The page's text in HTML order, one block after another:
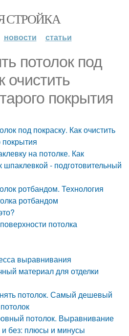
СТРОЙКА
новости статьи
потолок под
очистить
покрытия
под покраску. Как очистить
покрытия
на потолке. Как
шпаклевкой - подготовительный
ротбандом. Технология
ротбандом
потолка
выравнивания
материал для отделки
потолок. Самый дешевый
потолок. Выравнивание
и без: плюсы и минусы